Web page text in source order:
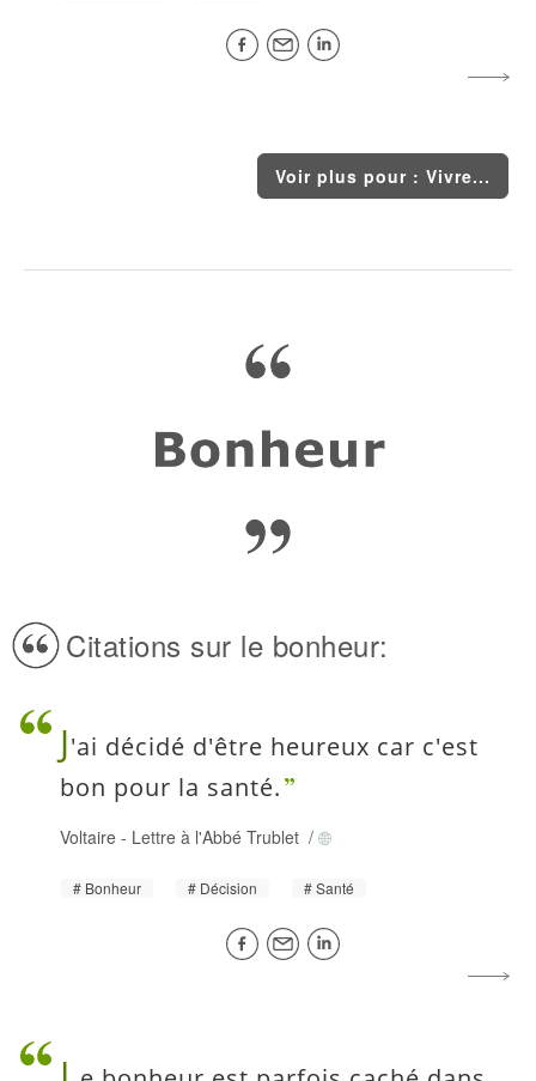
Voir plus pour : Vivre...
Citations sur le bonheur:
J'ai décidé d'être heureux car c'est
bon pour la santé.
Voltaire - Lettre à l'Abbé Trublet /
Bonheur Décision Santé